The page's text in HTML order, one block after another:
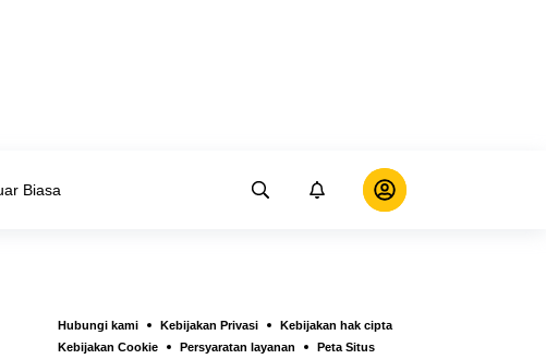
Biasa
Hubungi kami Kebijakan Privasi
Kebijakan hak cipta
Kebijakan Cookie
Persyaratan layanan
Peta Situs